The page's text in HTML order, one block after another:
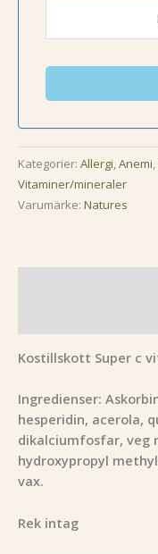
Kategorier: Allergi,Anemi,
Vitaminer/mineraler
Varumärke: Natures
Kostillskott Super c
Ingredienser:
hesperidin, acerola,
dikalciumfosfar, veg
hydroxypropyl
vax.
Rek intag